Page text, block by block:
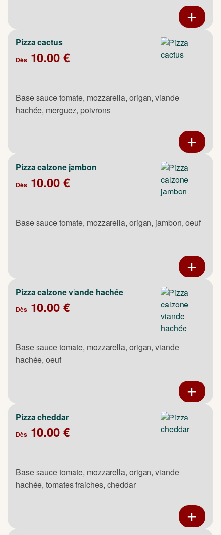
Pizza cactus
Dès 10.00 €
Base sauce tomate, mozzarella, origan, viande
hachée, merguez, poivrons
Pizza calzone jambon
Dès 10.00 €
Base sauce tomate, mozzarella, origan, jambon, oeuf
Pizza calzone viande hachée
Dès 10.00 €
Base sauce tomate, mozzarella, origan, viande
hachée, oeuf
Pizza cheddar
Dès 10.00 €
Base sauce tomate, mozzarella, origan, viande
hachée, tomates fraiches, cheddar